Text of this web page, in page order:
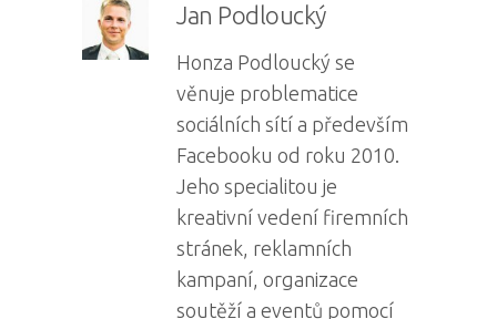
Jan Podloucký
Honza Podloucký se
věnuje problematice
sociálních sítí a především
Facebooku od roku 2010.
Jeho specialitou je
kreativní vedení firemních
stránek, reklamních
kampaní, organizace
soutěží a eventů pomocí